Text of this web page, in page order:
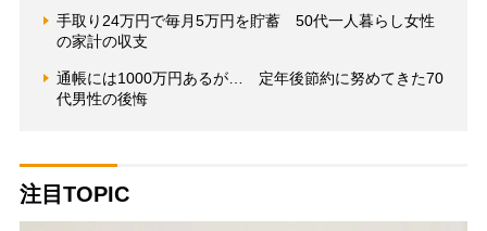
手取り24万円で毎月5万円を貯蓄 50代一人暮らし女性
の家計の収支
通帳には1000万円あるが… 定年後節約に努めてきた70
代男性の後悔
注目TOPIC